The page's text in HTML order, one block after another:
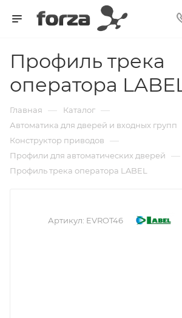
Профиль трека
оператора
Главная — Каталог —
Автоматика для дверей и входных групп
Конструктор приводов —
Профили для автоматических дверей —
Профиль трека оператора LABEL
Артикул: EVROT46